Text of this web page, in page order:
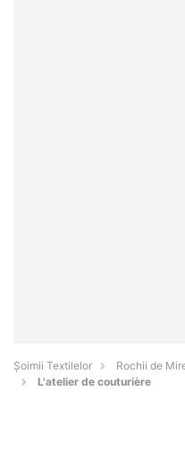
Șoimii Textilelor
Rochii de
L'atelier de couturière